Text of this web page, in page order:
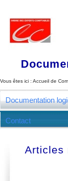
Vous êtes ici : Accueil de
Documentation
Contact
Articles